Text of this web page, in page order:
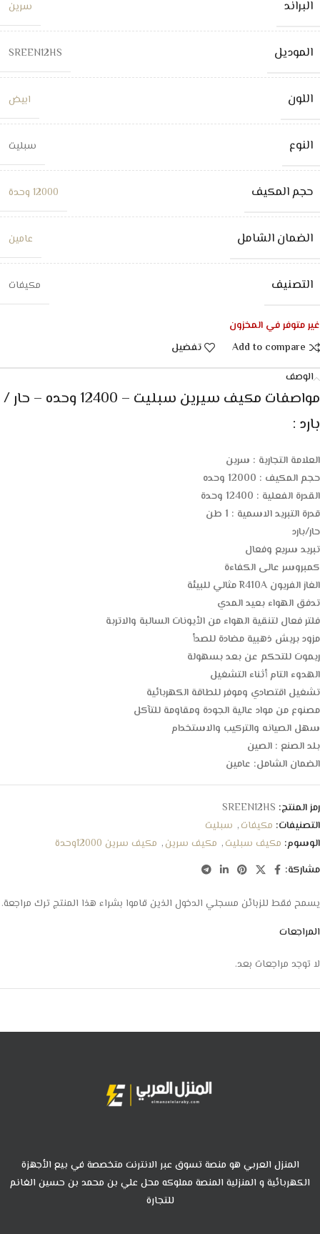
البراند سرين
الموديل SREEN12HS
اللون ابيض
النوع سبليت
حجم المكيف 12000 وحدة
الضمان الشامل عامين
التصنيف مكيفات
غير متوفر في المخزون
Add to compare
تفضيل
الوصف
مواصفات مكيف سيرين سبليت – 12400 وحده – حار /
بارد :
العلامة التجارية : سرين
حجم المكيف : 12000 وحده
القدرة الفعلية : 12400 وحدة
قدرة التبريد الاسمية : 1 طن
حار/بارد
تبريد سريع وفعال
كمبروسر عالى الكفاءة
الغاز الفريون R410A مثالي للبيئة
تدفق الهواء بعيد المدي
فلتر فعال لتنقية الهواء من الأيونات السالبة والاتربة
مزود بريش ذهبية مضادة للصدأ
ريموت للتحكم عن بعد بسهولة
الهدوء التام أثناء التشغيل
تشغيل اقتصادي وموفر للطاقة الكهربائية
مصنوع من مواد عالية الجودة ومقاومة للتآكل
سهل الصيانه والتركيب والاستخدام
بلد الصنع : الصين
الضمان الشامل: عامين
رمز المنتج: SREEN12HS
التصنيفات: مكيفات, سبليت
الوسوم: مكيف سبليت, مكيف سرين, مكيف سرين 12000وحدة
مشاركة:
المراجعات
لا توجد مراجعات بعد.
يسمح فقط للزبائن مسجلي الدخول الذين قاموا بشراء هذا المنتج ترك مراجعة.
المنزل العربي هو منصة تسوق عبر الانترنت متخصصة في بيع الأجهزة
الكهربائية و المنزلية المنصة مملوكه محل علي بن محمد بن حسين الغانم
للتجارة